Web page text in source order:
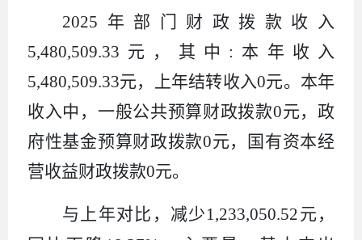
2025 年部门财政拨款收入
5,480,509.33 元，其中 : 本年收入
5,480,509.33元，上年结转收入0元。本年
收入中，一般公共预算财政拨款0元，政
府性基金预算财政拨款0元，国有资本经
营收益财政拨款0元。
与上年对比，减少1,233,050.52元，